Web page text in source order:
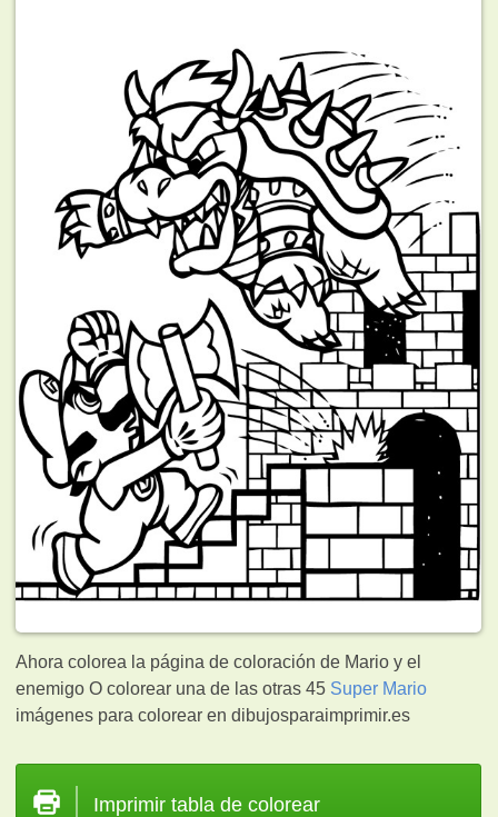
Ahora colorea la página de coloración de Mario y el
enemigo O colorear una de las otras 45 Super Mario
imágenes para colorear en dibujosparaimprimir.es
Imprimir tabla de colorear